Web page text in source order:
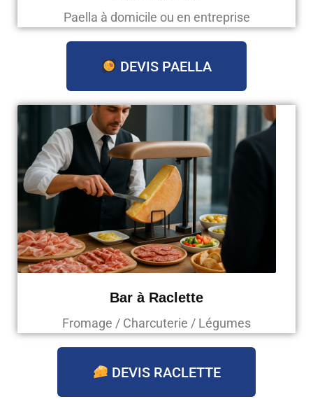
Paella à domicile ou en entreprise
DEVIS PAELLA
Bar à Raclette
Fromage / Charcuterie / Légumes
DEVIS RACLETTE